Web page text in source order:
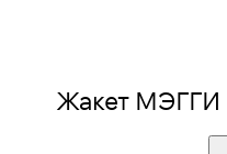
Жакет МЭГГИ